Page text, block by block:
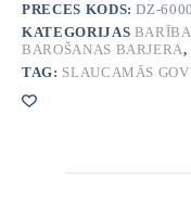
quantity
PRECES KODS:DZ-
KATEGORIJAS
BAROŠANAS BARJERA,
TAG: SLAUCAMĀS